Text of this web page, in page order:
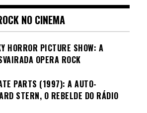
NO CINEMA
HORROR PICTURE SHOW: A
OPERA ROCK
PARTS (1997): A AUTO-
STERN, O REBELDE DO RÁDIO